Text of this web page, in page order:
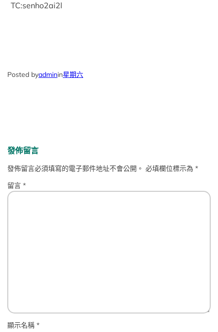
TC:senho2ai2l
Posted byadminin星期六
發佈留言
發佈留言必須填寫的電子郵件地址不會公開。 必填欄位標示為*
留言*
顯示名稱*